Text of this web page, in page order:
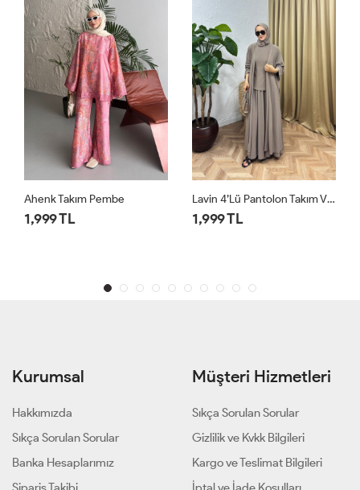
Lavin 4’lü Pantolon Takım Vizon
1,999 TL 1,999 TL
Kurumsal
Hakkımızda
Sıkça Sorulan Sorular
Banka Hesaplarımız
Müşteri Hizmetleri
Sıkça Sorulan Sorular
Gizlilik ve Kvkk Bilgileri
Kargo ve Teslimat Bilgileri